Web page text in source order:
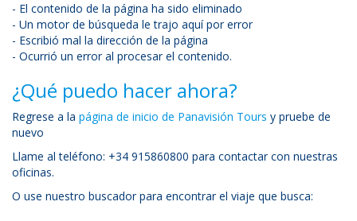
- El contenido de la página ha sido eliminado
- Un motor de búsqueda le trajo aquí por error
- Escribió mal la dirección de la página
- Ocurrió un error al procesar el contenido.
¿Qué puedo hacer ahora?
Regrese a la página de inicio de Panavisión Tours y pruebe de
nuevo
Llame al teléfono: +34 915860800 para contactar con nuestras
oficinas.
O use nuestro buscador para encontrar el viaje que busca: